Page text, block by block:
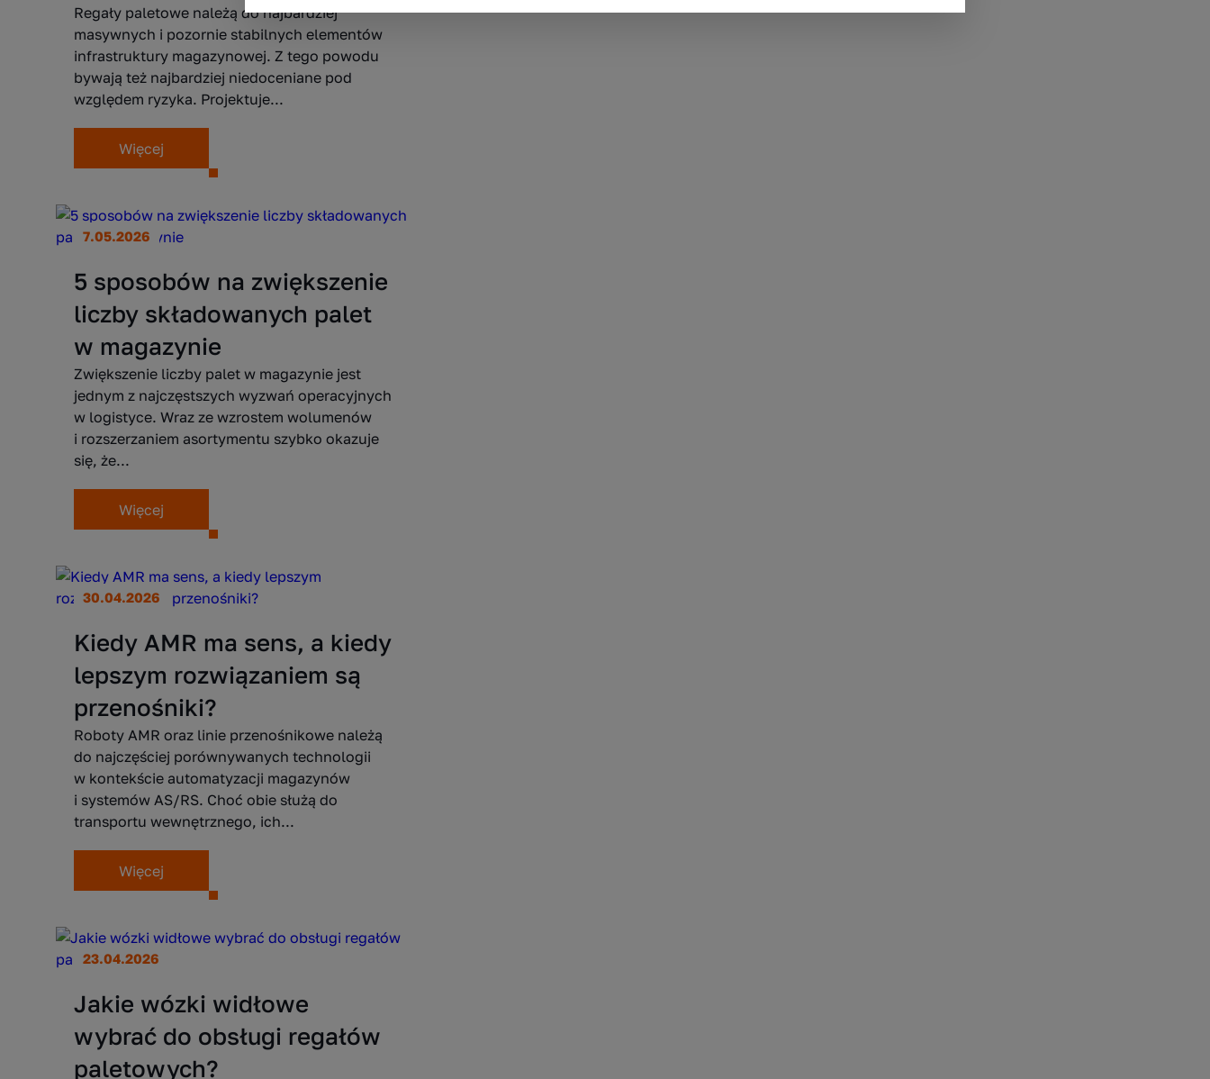
Regały paletowe należą do najbardziej
masywnych i pozornie stabilnych elementów
infrastruktury magazynowej. Z tego powodu
bywają też najbardziej niedoceniane pod
względem ryzyka. Projektuje...
Więcej
7.05.2026
5 sposobów na zwiększenie
liczby składowanych palet
w magazynie
Zwiększenie liczby palet w magazynie jest
jednym z najczęstszych wyzwań operacyjnych
w logistyce. Wraz ze wzrostem wolumenów
i rozszerzaniem asortymentu szybko okazuje
się, że...
Więcej
30.04.2026
Kiedy AMR ma sens, a kiedy
lepszym rozwiązaniem są
przenośniki?
Roboty AMR oraz linie przenośnikowe należą
do najczęściej porównywanych technologii
w kontekście automatyzacji magazynów
i systemów AS/RS. Choć obie służą do
transportu wewnętrznego, ich...
Więcej
23.04.2026
Jakie wózki widłowe
wybrać do obsługi regałów
paletowych?